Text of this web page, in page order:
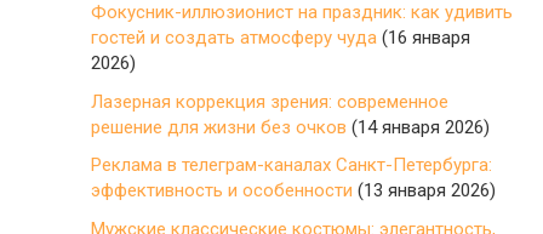
Фокусник-иллюзионист на праздник: как удивить
гостей и создать атмосферу чуда (16 января
2026)
Лазерная коррекция зрения: современное
решение для жизни без очков (14 января 2026)
Реклама в телеграм-каналах Санкт-Петербурга:
эффективность и особенности (13 января 2026)
Мужские классические костюмы: элегантность,